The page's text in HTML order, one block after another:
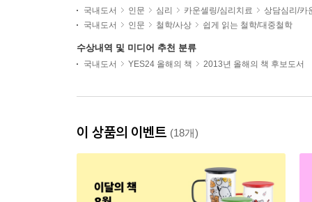
국내도서 인문 심리 카운셀링/심리치료
상담심리/카
국내도서
인문 철학/사상 쉽게 읽는 철학/대중철학
수상내역 및 미디어 추천 분류
국내도서 YES24 올해의 책 2013년 올해의 책 후보도서
이 상품의 이벤트 (18개)